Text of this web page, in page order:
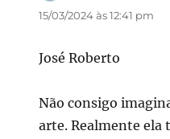
15/03/2024 às 12:41 pm
José Roberto
Não consigo
arte. Realmente ela